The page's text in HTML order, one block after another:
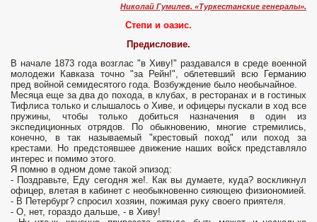
Николай Гумилев. «Туркестанские генералы».
Степи и оазис.
Предисловие.
В начале 1873 года возглас "в Хиву!" раздавался в среде военной
молодежи Кавказа точно "за Рейн!", облетевший всю Германию
пред войной семидесятого года. Возбуждение было необычайное.
Месяца еще за два до похода, в клубах, в ресторанах и в гостиных
Тифлиса только и слышалось о Хиве, и офицеры пускали в ход все
пружины, чтобы только добиться назначения в один из
экспедиционных отрядов. По обыкновению, многие стремились,
конечно, в так называемый "крестовый поход" или поход за
крестами. Но предстоявшее движение наших войск представляло
интерес и помимо этого.
Я помню в одном доме такой эпизод:
- Поздравьте, Еду сегодня же!. Как вы думаете, куда? воскликнул
офицер, влетая в кабинет с необыкновенно сияющею физиономией.
- В Петербург? спросил хозяин, пожимая руку своего приятеля.
- О, нет, гораздо дальше, - в Хиву!